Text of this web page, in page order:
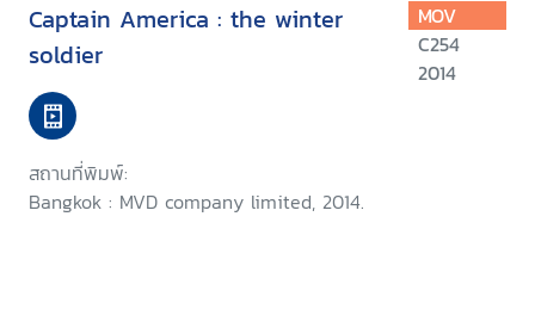
Captain America : the winter
soldier
สถานที่พิมพ์:
Bangkok : MVD company limited, 2014.
MOV
C254
2014